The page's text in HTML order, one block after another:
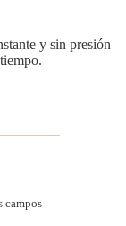
y sin presión
campos